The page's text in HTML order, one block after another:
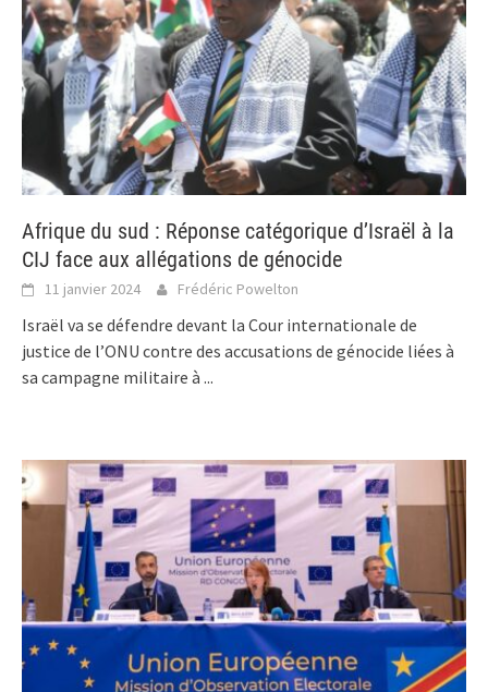
Afrique du sud : Réponse catégorique d’Israël à la
CIJ face aux allégations de génocide
11 janvier 2024 Frédéric Powelton
Israël va se défendre devant la Cour internationale de
justice de l’ONU contre des accusations de génocide liées à
sa campagne militaire à ...